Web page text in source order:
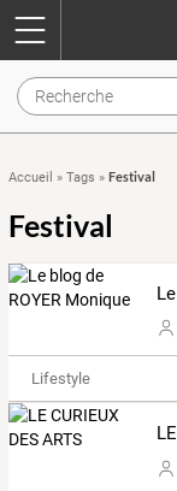
Accueil » Tags » Festival
Festival
Lifestyle